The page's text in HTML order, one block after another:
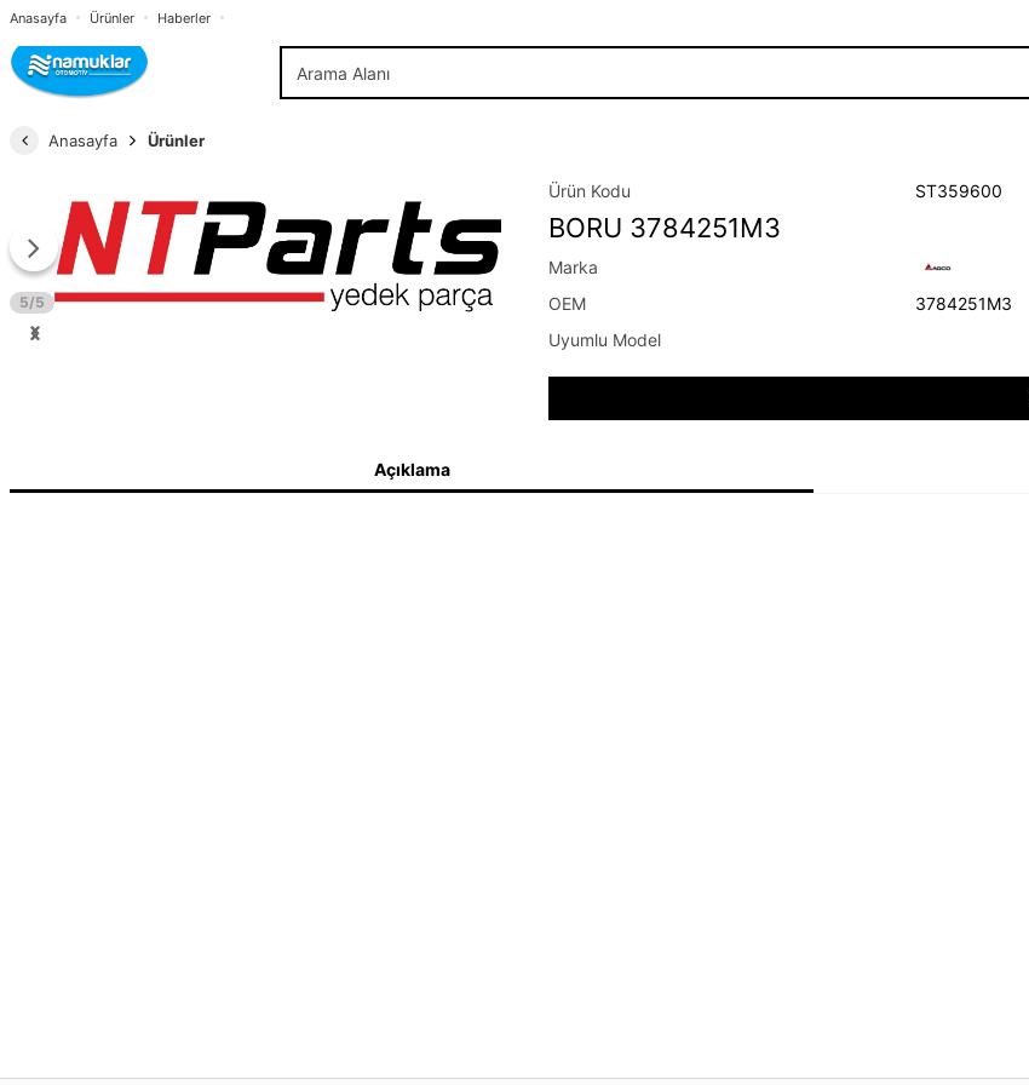
Anasayfa Ürünler Haberler
Anasayfa Ürünler
5/5
ST359600
3784251M3
BORU 3784251M3
Açıklama